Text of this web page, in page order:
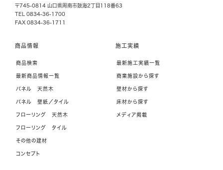
〒745-0814 山口県周南市鼓海2丁目118番63
TEL 0834-36-1700
FAX 0834-36-1711
商品情報
商品検索
最新商品情報一覧
パネル 天然木
パネル 壁紙／タイル
フローリング 天然木
フローリング タイル
その他の建材
コンセプト
施工実績
最新施工実績一覧
商業施設から探す
壁材から探す
床材から探す
メディア掲載